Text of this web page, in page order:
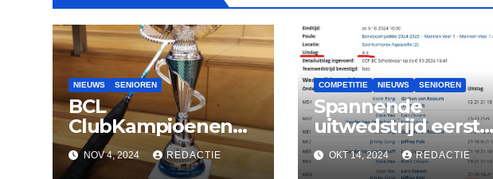
NIEUWS SENIOREN
BCL
ClubKampioenen
2024
NOV 4, 2024 REDACTIE
COMPETITIE NIEUWS SENIOREN
Spannende
uitwedstrijd eerste
herenteam BC
Lekkerkerk
OKT 14, 2024 REDACTIE